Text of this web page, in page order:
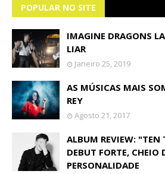
POPULAR NO SITE
IMAGINE DRAGONS
LIAR
Janeiro 25, 2019
AS MÚSICAS MAIS
REY
Agosto 21, 2017
ALBUM REVIEW: "TEN
DEBUT FORTE, CHEIO
PERSONALIDADE